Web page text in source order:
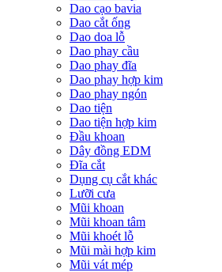
Dao cạo bavia
Dao cắt ống
Dao doa lỗ
Dao phay cầu
Dao phay đĩa
Dao phay hợp kim
Dao phay ngón
Dao tiện
Dao tiện hợp kim
Đầu khoan
Dây đồng EDM
Đĩa cắt
Dụng cụ cắt khác
Lưỡi cưa
Mũi khoan
Mũi khoan tâm
Mũi khoét lỗ
Mũi mài hợp kim
Mũi vát mép